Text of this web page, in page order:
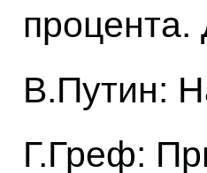
В.Путин:
Г.Греф: